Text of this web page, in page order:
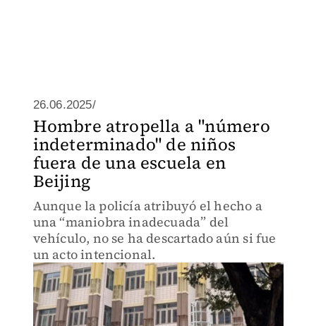
26.06.2025/
Hombre atropella a "número
indeterminado" de niños
fuera de una escuela en
Beijing
Aunque la policía atribuyó el hecho a
una “maniobra inadecuada” del
vehículo, no se ha descartado aún si fue
un acto intencional.